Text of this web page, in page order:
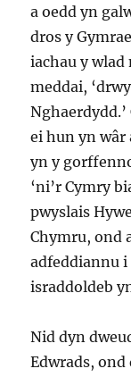
a oedd yn
dros y
iachau y wlad
meddai,
ei hun yn wâr
yn y
‘ni’r Cymry
pwyslais
Chymru, ond
adfeddiannu i
israddoldeb
Nid dyn
Edwrads,